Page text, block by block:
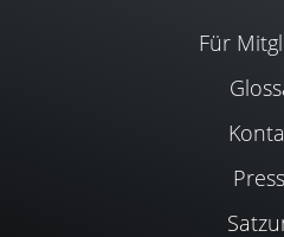
Für